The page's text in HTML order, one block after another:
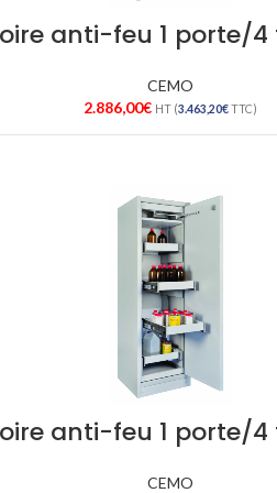
anti-feu 1 porte/4
CEMO
2.886,00€ HT (3.463,20€TTC)
anti-feu 1 porte/4
CEMO